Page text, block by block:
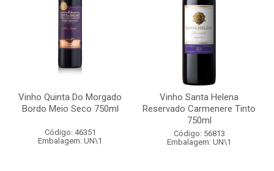
Vinho Quinta Do Morgado
Bordo Meio Seco 750ml
Código: 46351
Embalagem: UN\1
Vinho Santa Helena
Reservado Carmenere Tinto
750ml
Código: 56813
Embalagem: UN\1